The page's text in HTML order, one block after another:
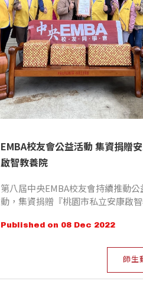
EMBA校友會公益活動 集資捐贈
啟智教養院
第八屆中央EMBA校友會持續推動公
動，集資捐贈『桃園市私立安康啟
於2022年12月06日上午送達安康啟智
Published on 08 Dec 2022
師生